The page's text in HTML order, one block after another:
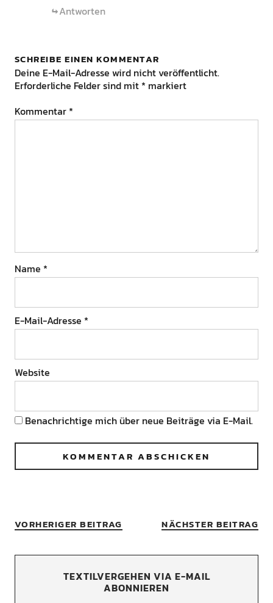
Antworten
SCHREIBE EINEN KOMMENTAR
Deine E-Mail-Adresse wird nicht veröffentlicht.
Erforderliche Felder sind mit * markiert
Kommentar *
Name *
E-Mail-Adresse *
Website
Benachrichtige mich über neue Beiträge via E-Mail.
VORHERIGER BEITRAG NÄCHSTER BEITRAG
TEXTILVERGEHEN VIA E-MAIL
ABONNIEREN